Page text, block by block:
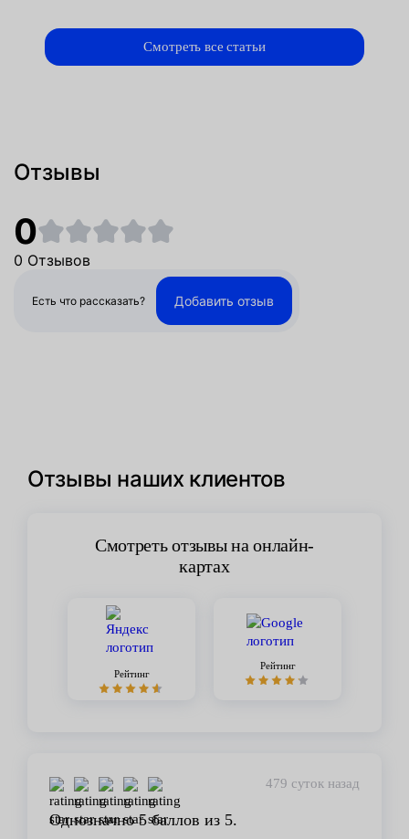
Смотреть все статьи
Отзывы
0
0 Отзывов
Есть что рассказать? Добавить отзыв
Отзывы наших клиентов
Смотреть отзывы на онлайн-
картах
Рейтинг
Рейтинг
479 суток назад
Однозначно 5 баллов из 5.